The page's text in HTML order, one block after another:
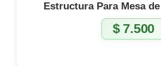
Estructura Para Mesa
$7.500